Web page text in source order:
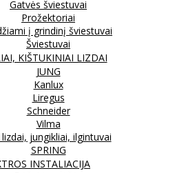
Gatvės šviestuvai
Prožektoriai
į grindinį šviestuvai
Šviestuvai
KIŠTUKINIAI LIZDAI
JUNG
Kanlux
Liregus
Schneider
Vilma
lizdai, jungikliai, ilgintuvai
SPRING
INSTALIACIJA